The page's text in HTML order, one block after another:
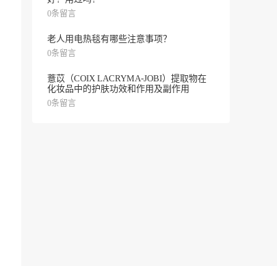
0条留言
老人用电热毯有哪些注意事项？
0条留言
薏苡（COIX LACRYMA-JOBI）提取物在
化妆品中的护肤功效和作用及副作用
0条留言